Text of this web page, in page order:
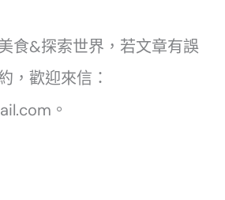
食&探索世界，若文章有誤
，歡迎來信：
。